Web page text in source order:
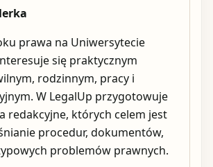
prawa na Uniwersytecie
się praktycznym
rodzinnym, pracy i
W LegalUp przygotowuje
redakcyjne, których celem jest
procedur, dokumentów,
problemów prawnych.